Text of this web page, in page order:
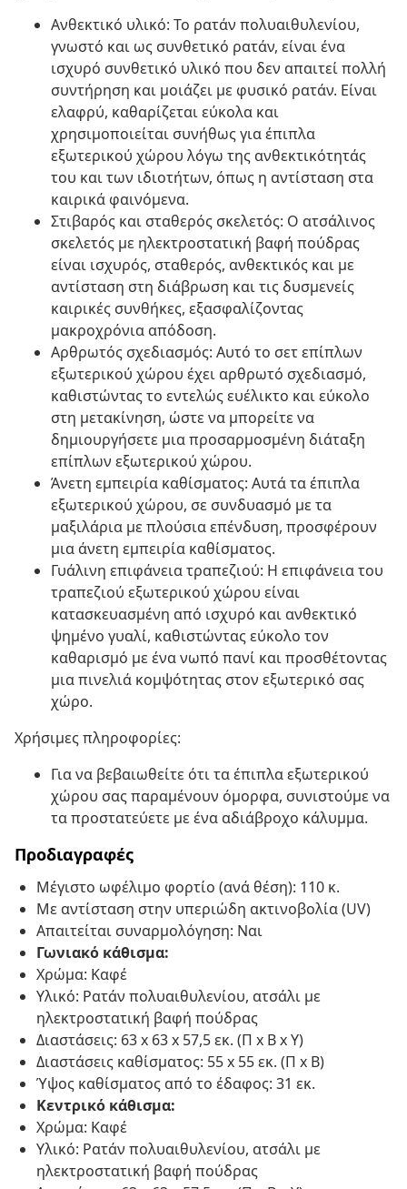
Ανθεκτικό υλικό: Το ρατάν πολυαιθυλενίου,
γνωστό και ως συνθετικό ρατάν, είναι ένα
ισχυρό συνθετικό υλικό που δεν απαιτεί πολλή
συντήρηση και μοιάζει με φυσικό ρατάν. Είναι
ελαφρύ, καθαρίζεται εύκολα και
χρησιμοποιείται συνήθως για έπιπλα
εξωτερικού χώρου λόγω της ανθεκτικότητάς
του και των ιδιοτήτων, όπως η αντίσταση στα
καιρικά φαινόμενα.
Στιβαρός και σταθερός σκελετός: Ο ατσάλινος
σκελετός με ηλεκτροστατική βαφή πούδρας
είναι ισχυρός, σταθερός, ανθεκτικός και με
αντίσταση στη διάβρωση και τις δυσμενείς
καιρικές συνθήκες, εξασφαλίζοντας
μακροχρόνια απόδοση.
Αρθρωτός σχεδιασμός: Αυτό το σετ επίπλων
εξωτερικού χώρου έχει αρθρωτό σχεδιασμό,
καθιστώντας το εντελώς ευέλικτο και εύκολο
στη μετακίνηση, ώστε να μπορείτε να
δημιουργήσετε μια προσαρμοσμένη διάταξη
επίπλων εξωτερικού χώρου.
Άνετη εμπειρία καθίσματος: Αυτά τα έπιπλα
εξωτερικού χώρου, σε συνδυασμό με τα
μαξιλάρια με πλούσια επένδυση, προσφέρουν
μια άνετη εμπειρία καθίσματος.
Γυάλινη επιφάνεια τραπεζιού: Η επιφάνεια του
τραπεζιού εξωτερικού χώρου είναι
κατασκευασμένη από ισχυρό και ανθεκτικό
ψημένο γυαλί, καθιστώντας εύκολο τον
καθαρισμό με ένα νωπό πανί και προσθέτοντας
μια πινελιά κομψότητας στον εξωτερικό σας
χώρο.
Χρήσιμες πληροφορίες:
Για να βεβαιωθείτε ότι τα έπιπλα εξωτερικού
χώρου σας παραμένουν όμορφα, συνιστούμε να
τα προστατεύετε με ένα αδιάβροχο κάλυμμα.
Προδιαγραφές
Μέγιστο ωφέλιμο φορτίο (ανά θέση): 110 κ.
Με αντίσταση στην υπεριώδη ακτινοβολία (UV)
Απαιτείται συναρμολόγηση: Ναι
Γωνιακό κάθισμα:
Χρώμα: Καφέ
Υλικό: Ρατάν πολυαιθυλενίου, ατσάλι με
ηλεκτροστατική βαφή πούδρας
Διαστάσεις: 63 x 63 x 57,5 εκ. (Π x Β x Υ)
Διαστάσεις καθίσματος: 55 x 55 εκ. (Π x Β)
Ύψος καθίσματος από το έδαφος: 31 εκ.
Κεντρικό κάθισμα:
Χρώμα: Καφέ
Υλικό: Ρατάν πολυαιθυλενίου, ατσάλι με
ηλεκτροστατική βαφή πούδρας